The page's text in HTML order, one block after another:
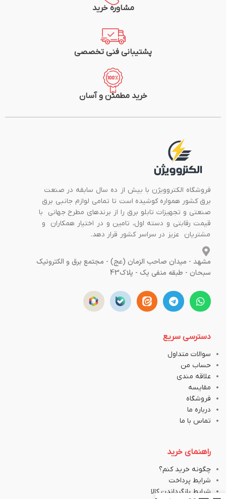
مشاوره خرید
پشتیبانی فنی تخصصی
خرید مطمئن و آسان
فروشگاه الکتروویژن با بیش از ده سال سابقه در صنعت
برق کشور همواره کوشیده است تا تمامی لوازم جانبی برق
صنعتی و تجهیزات تابلو برق را از برندهای مطرح جهانی با
قیمت رقابتی و دسته اول، تامین و در اختیار همکاران و
مشتریان عزیز در سراسر کشور قرار دهد.
مشهد - میدان صاحب الزمان (عج) - مجتمع برق و الکترونیک
سبحان - طبقه منفی یک - پلاک43
دسترسی سریع
سوالات متداول
حساب من
علاقه مندی
مقایسه
فروشگاه
درباره ما
تماس با ما
راهنمای خرید
چگونه خرید کنم؟
شرایط پرداخت
شرایط بازگرداندن کالا